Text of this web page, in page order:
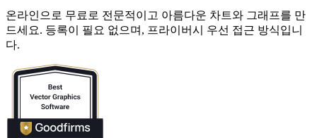
온라인으로 무료로 전문적이고 아름다운 차트와 그래프를 만
드세요. 등록이 필요 없으며, 프라이버시 우선 접근 방식입니
다.